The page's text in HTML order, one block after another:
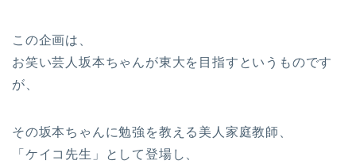
この企画は、
お笑い芸人坂本ちゃんが東大を目指すというものです
が、
その坂本ちゃんに勉強を教える美人家庭教師、
「ケイコ先生」として登場し、